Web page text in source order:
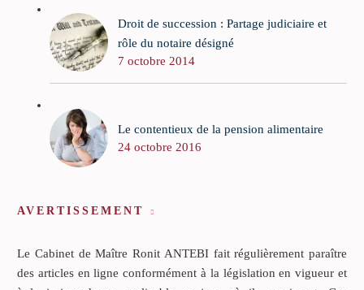
Droit de succession : Partage judiciaire et
rôle du notaire désigné
7 octobre 2014
Le contentieux de la pension alimentaire
24 octobre 2016
AVERTISSEMENT
Le Cabinet de Maître Ronit ANTEBI fait régulièrement paraître
des articles en ligne conformément à la législation en vigueur et